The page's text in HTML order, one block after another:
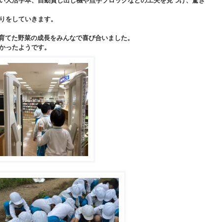
をしていきます。
た野菜の成長をみんなで喜び合いました。
ったようです。